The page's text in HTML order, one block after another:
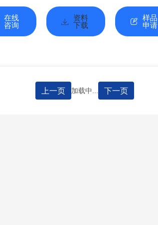
在线
咨询
资料
下载
样品
申请
上一页 加载中... 下一页